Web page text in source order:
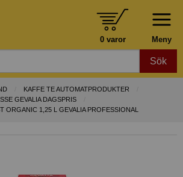
Meny
0 varor
Sök
KAFFE TE AUTOMATPRODUKTER
GEVALIA DAGSPRIS
ORGANIC 1,25 L GEVALIA PROFESSIONAL